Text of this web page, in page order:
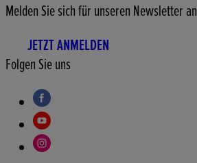
Melden Sie sich für unseren Newsletter an
JETZT ANMELDEN
Folgen Sie uns